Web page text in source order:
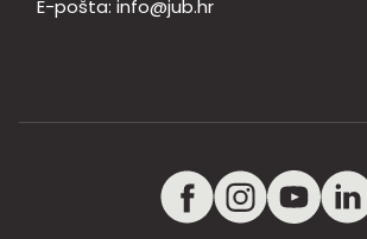
E-pošta: info@jub.hr